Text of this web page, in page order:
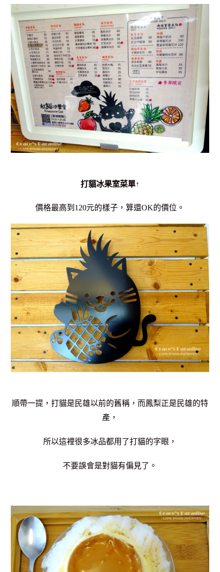
打貓冰果室菜單↑
價格最高到120元的樣子，算還OK的價位。
順帶一提，打貓是民雄以前的舊稱，而鳳梨正是民雄的特
產，
所以這裡很多冰品都用了打貓的字眼，
不要誤會是對貓有偏見了。